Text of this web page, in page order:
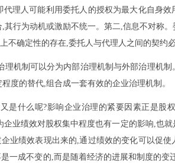
理人可能利用委托人的授权为最大化自身效
行为动机或激励不统一。第二,信息不对称
确定性的存在,委托人与代理人之间的契约必
机制可以分为内部治理机制与外部治理机
度的替代,组合成一套有效的企业治理机制。
是什么呢?影响企业治理的紧要因素正是股
业绩效对股权集中程度也有一定的影响,也
业绩效表现出来的,通过绩效的变化可以促使
一成不变的,而是随着经济的进展和制度的变